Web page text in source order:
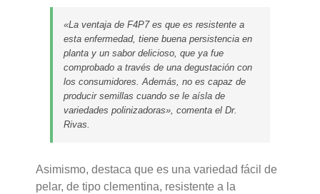
«La ventaja de F4P7 es que es resistente a
esta enfermedad, tiene buena persistencia en
planta y un sabor delicioso, que ya fue
comprobado a través de una degustación con
los consumidores. Además, no es capaz de
producir semillas cuando se le aísla de
variedades polinizadoras», comenta el Dr.
Rivas.
Asimismo, destaca que es una variedad fácil de
pelar, de tipo clementina, resistente a la